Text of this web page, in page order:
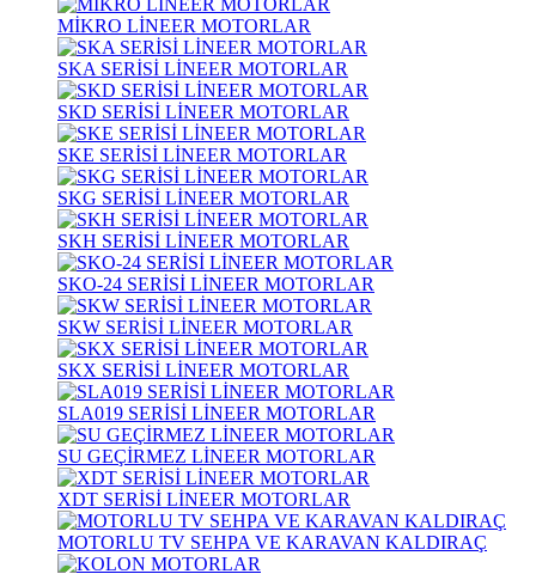
MİKRO LİNEER MOTORLAR
SKA SERİSİ LİNEER MOTORLAR
SKD SERİSİ LİNEER MOTORLAR
SKE SERİSİ LİNEER MOTORLAR
SKG SERİSİ LİNEER MOTORLAR
SKH SERİSİ LİNEER MOTORLAR
SKO-24 SERİSİ LİNEER MOTORLAR
SKW SERİSİ LİNEER MOTORLAR
SKX SERİSİ LİNEER MOTORLAR
SLA019 SERİSİ LİNEER MOTORLAR
SU GEÇİRMEZ LİNEER MOTORLAR
XDT SERİSİ LİNEER MOTORLAR
MOTORLU TV SEHPA VE KARAVAN KALDIRAÇ